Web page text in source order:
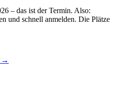
– das ist der Termin. Also:
und schnell anmelden. Die Plätze
→